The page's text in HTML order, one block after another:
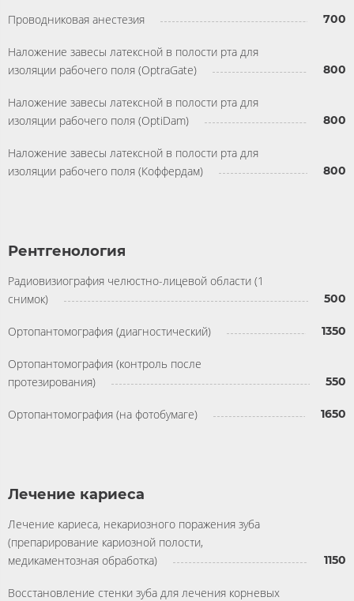
Проводниковая анестезия 700
Наложение завесы латексной в полости рта для
изоляции рабочего поля (OptraGate)
800
Наложение завесы латексной в полости рта для
изоляции рабочего поля (OptiDam)
800
Наложение завесы латексной в полости рта для
изоляции рабочего поля (Коффердам)
800
Рентгенология
Радиовизиография челюстно-лицевой области (1
снимок)
500
Ортопантомография (диагностический) 1350
Ортопантомография (контроль после
протезирования)
550
Ортопантомография (на фотобумаге) 1650
Лечение кариеса
Лечение кариеса, некариозного поражения зуба
(препарирование кариозной полости,
медикаментозная обработка)
1150
Восстановление стенки зуба для лечения корневых